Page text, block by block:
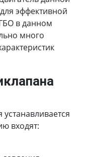
эффективной
в данном
много
входят: